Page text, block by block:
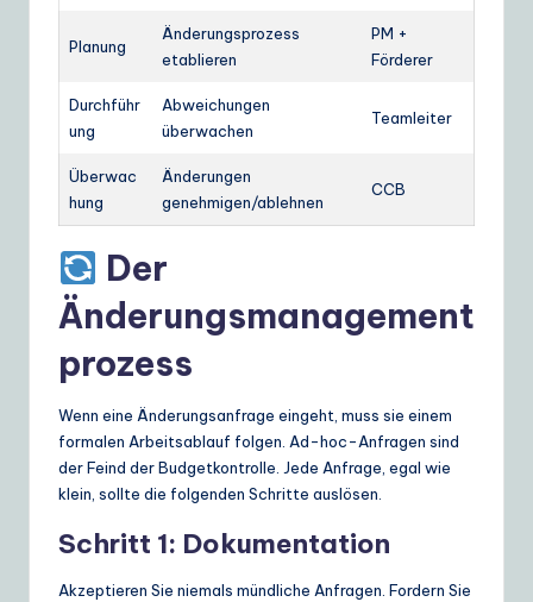
Planung
Änderungsprozess
etablieren
PM +
Förderer
Durchführ
ung
Abweichungen
überwachen
Teamleiter
Überwac
hung
Änderungen
genehmigen/ablehnen
CCB
Der
Änderungsmanagement
prozess
Wenn eine Änderungsanfrage eingeht, muss sie einem
formalen Arbeitsablauf folgen. Ad-hoc-Anfragen sind
der Feind der Budgetkontrolle. Jede Anfrage, egal wie
klein, sollte die folgenden Schritte auslösen.
Schritt 1: Dokumentation
Akzeptieren Sie niemals mündliche Anfragen. Fordern Sie